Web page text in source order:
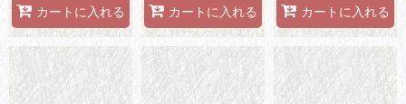
カートに入れる カートに入れる カートに入れる